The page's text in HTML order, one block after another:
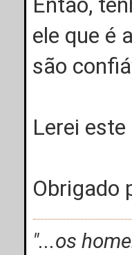
ele que é
são
Lerei este
Obrigado
"...os